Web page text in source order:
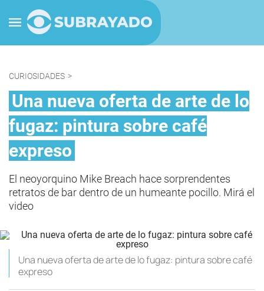
CURIOSIDADES >
Una nueva oferta de arte de lo
fugaz: pintura sobre café
expreso
El neoyorquino Mike Breach hace sorprendentes
retratos de bar dentro de un humeante pocillo. Mirá el
video
Una nueva oferta de arte de lo fugaz: pintura sobre café
expreso